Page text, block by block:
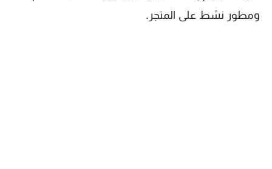
ومطور نشط على المتجر.